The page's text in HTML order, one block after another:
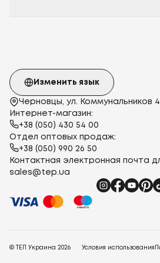
Черновцы, ул. Коммунальников
Интернет-магазин:
+38 (050) 430 54 00
Отдел оптовых продаж:
+38 (050) 990 26 50
Контактная электронная почта
sales@tep.ua
Изменить язык
© ТЕП Украина 2026 Условия использования